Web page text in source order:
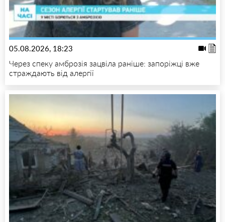
05.08.2026, 18:23
Через спеку амброзія зацвіла раніше: запоріжці вже
страждають від алергії